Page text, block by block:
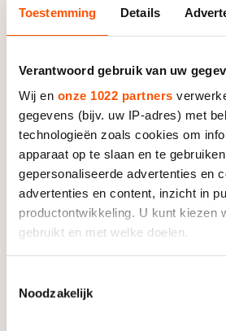
Toestemming Details
Verantwoord gebruik van uw
Wij en onze 1022 partners
gegevens (bijv. uw IP-adres) met
technologieën zoals cookies om
apparaat op te slaan en te
gepersonaliseerde advertenties en
advertenties en content, inzicht in
productontwikkeling. U kunt kiezen
gebruikt en met welke doelen.
Informatie verzamelen over uw
Noodzakelijk
nooit meer te evenaren lijkt.